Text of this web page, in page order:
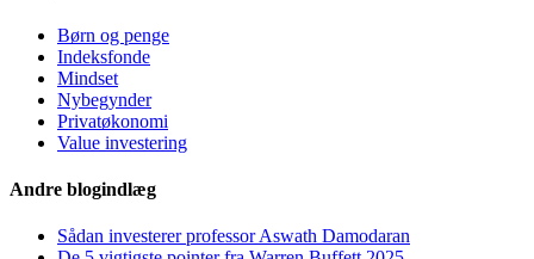
Børn og penge
Indeksfonde
Mindset
Nybegynder
Privatøkonomi
Value investering
Andre blogindlæg
Sådan investerer professor Aswath Damodaran